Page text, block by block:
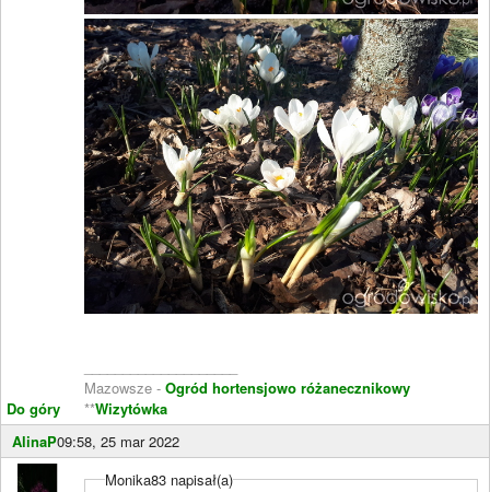
Do góry
Mazowsze - Ogród hortensjowo różanecznikowy
**Wizytówka
AlinaP09:58, 25 mar 2022
Monika83 napisał(a)